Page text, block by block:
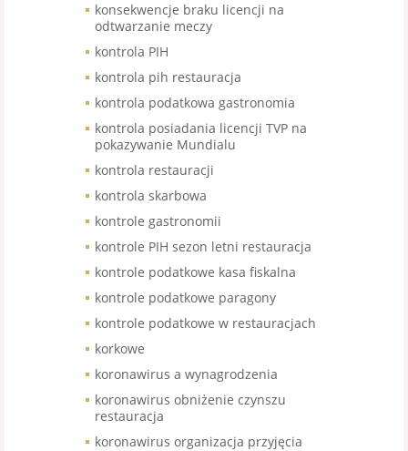
konsekwencje braku licencji na
odtwarzanie meczy
kontrola PIH
kontrola pih restauracja
kontrola podatkowa gastronomia
kontrola posiadania licencji TVP na
pokazywanie Mundialu
kontrola restauracji
kontrola skarbowa
kontrole gastronomii
kontrole PIH sezon letni restauracja
kontrole podatkowe kasa fiskalna
kontrole podatkowe paragony
kontrole podatkowe w restauracjach
korkowe
koronawirus a wynagrodzenia
koronawirus obniżenie czynszu
restauracja
koronawirus organizacja przyjęcia